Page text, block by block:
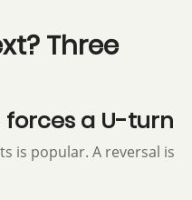
Three
forces a U-turn
is popular. A reversal is